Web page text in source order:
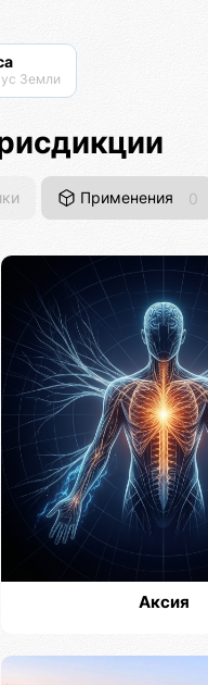
Земли
Применения 0
Аксия